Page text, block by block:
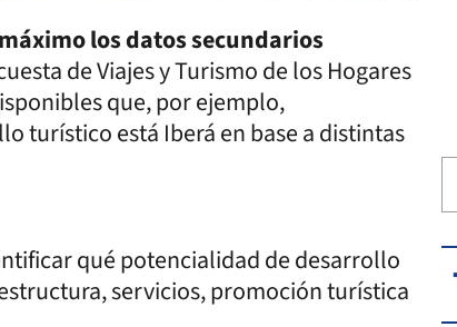
máximo los datos secundarios
de Viajes y Turismo de los Hogares
que, por ejemplo,
turístico está Iberá en base a distintas
qué potencialidad de desarrollo
servicios, promoción turística